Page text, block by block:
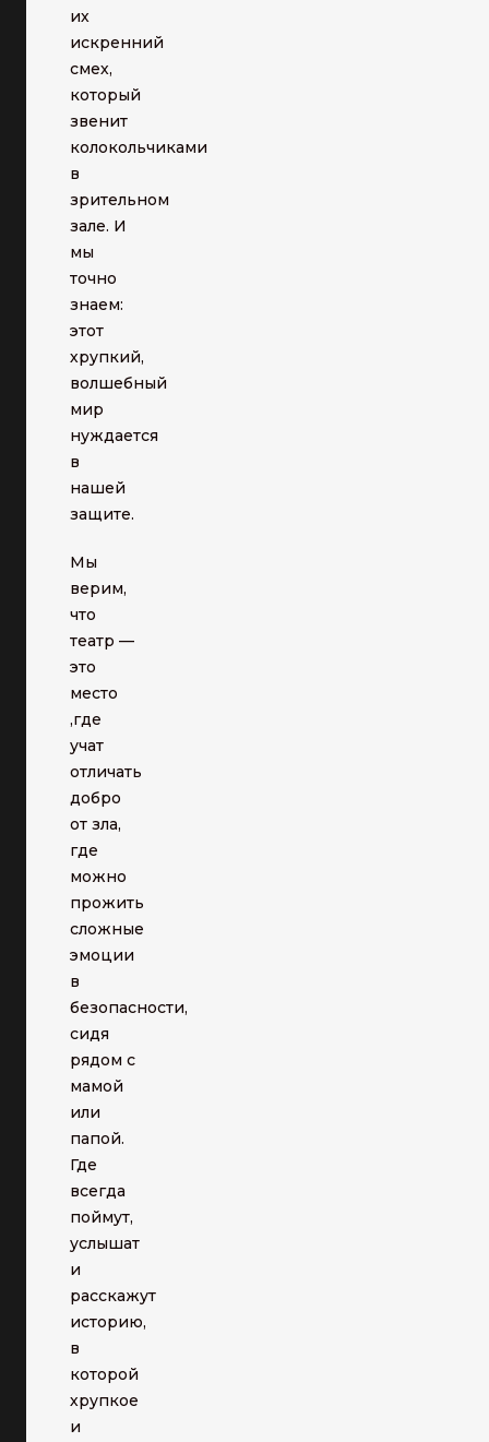
их
искренний
смех,
который
звенит
колокольчиками
в
зрительном
зале. И
мы
точно
знаем:
этот
хрупкий,
волшебный
мир
нуждается
в
нашей
защите.
Мы
верим,
что
театр —
это
место
,где
учат
отличать
добро
от зла,
где
можно
прожить
сложные
эмоции
в
безопасности,
сидя
рядом с
мамой
или
папой.
Где
всегда
поймут,
услышат
и
расскажут
историю,
в
которой
хрупкое
и